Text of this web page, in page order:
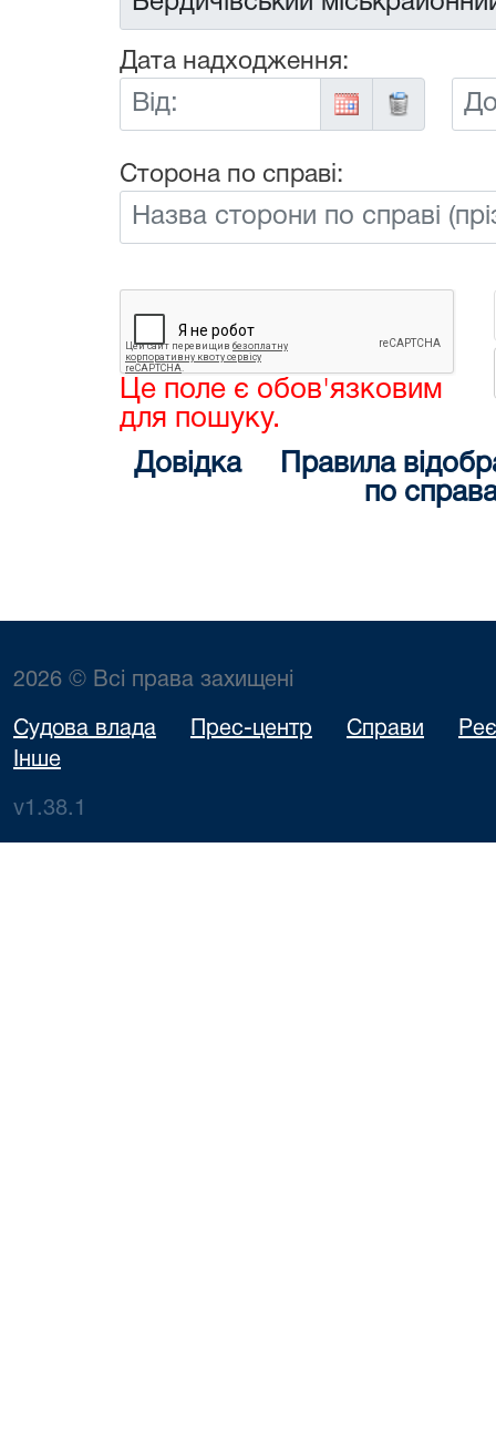
Дата надходження:
Від:
До:
Сторона по справі:
Це поле є обов'язковим
для пошуку.
Довідка
Правила
по
2026 © Всі права захищені
Судова влада Прес-центр Справи
Інше
v1.38.1